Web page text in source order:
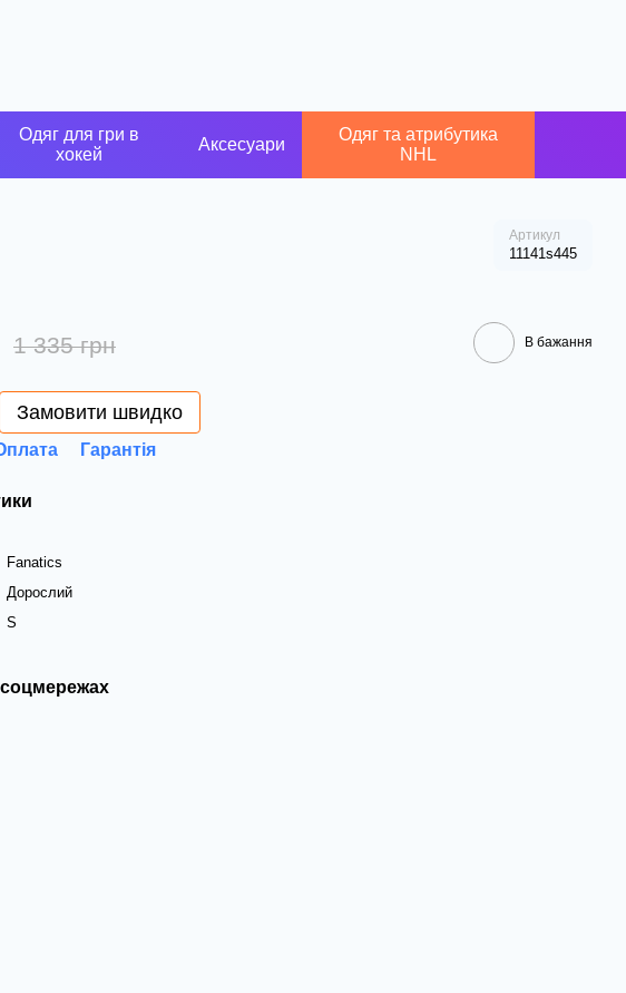
Одяг для гри в
хокей
Аксесуари
Одяг та атрибутика
NHL
Артикул
11141s445
1 335 грн В бажання
Замовити швидко
Гарантія
Fanatics
Дорослий
S